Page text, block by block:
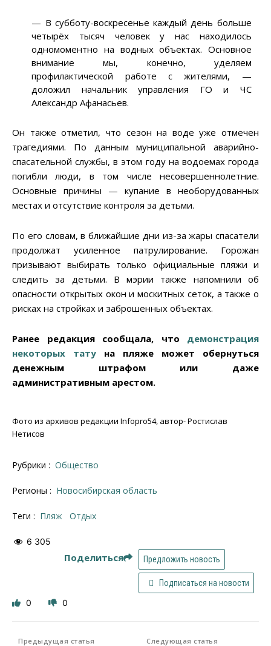
— В субботу-воскресенье каждый день больше
четырёх тысяч человек у нас находилось
одномоментно на водных объектах. Основное
внимание мы, конечно, уделяем
профилактической работе с жителями, —
доложил начальник управления ГО и ЧС
Александр Афанасьев.
Он также отметил, что сезон на воде уже отмечен
трагедиями. По данным муниципальной аварийно-
спасательной службы, в этом году на водоемах города
погибли люди, в том числе несовершеннолетние.
Основные причины — купание в необорудованных
местах и отсутствие контроля за детьми.
По его словам, в ближайшие дни из-за жары спасатели
продолжат усиленное патрулирование. Горожан
призывают выбирать только официальные пляжи и
следить за детьми. В мэрии также напомнили об
опасности открытых окон и москитных сеток, а также о
рисках на стройках и заброшенных объектах.
Ранее редакция сообщала, что демонстрация
некоторых тату на пляже может обернуться
денежным штрафом или даже
административным арестом.
Фото из архивов редакции Infopro54, автор- Ростислав
Нетисов
Рубрики : Общество
Регионы : Новосибирская область
Теги : Пляж отдых
6 305
Поделиться Предложить новость
Подписаться на новости
0 0
Предыдущая статья Следующая статья